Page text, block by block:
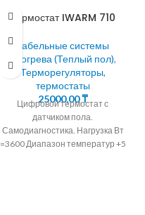
Термостат IWARM 710
Кабельные системы
обогрева (Теплый пол),
Терморегуляторы,
термостаты
25000,00₸
Цифровой термостат с
датчиком пола.
Самодиагностика. Нагрузка Вт
=3600 Диапазон температур +5